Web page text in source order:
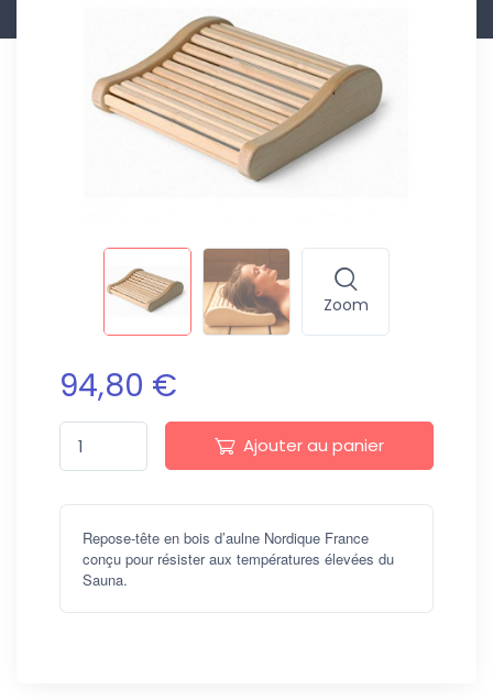
Zoom
94,80 €
Ajouter au panier
Repose-tête en bois d’aulne Nordique France
conçu pour résister aux températures élevées du
Sauna.